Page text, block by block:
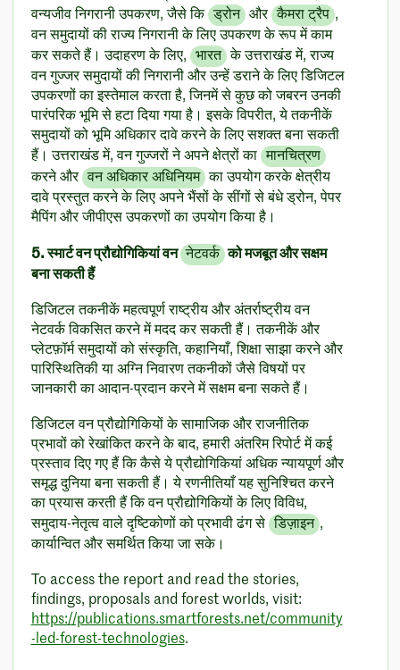
वन्यजीव निगरानी उपकरण, जैसे कि ड्रोन और कैमरा ट्रैप ,
वन समुदायों की राज्य निगरानी के लिए उपकरण के रूप में काम
कर सकते हैं। उदाहरण के लिए,
भारत के उत्तराखंड में, राज्य
वन गुज्जर समुदायों की निगरानी और उन्हें डराने के लिए डिजिटल
उपकरणों का इस्तेमाल करता है, जिनमें से कुछ को जबरन उनकी
पारंपरिक भूमि से हटा दिया गया है। इसके विपरीत, ये तकनीकें
समुदायों को भूमि अधिकार दावे करने के लिए सशक्त बना सकती
हैं। उत्तराखंड में, वन गुज्जरों ने अपने क्षेत्रों का मानचित्रण
करने और वन अधिकार अधिनियम का उपयोग करके क्षेत्रीय
दावे प्रस्तुत करने के लिए अपने भैंसों के सींगों से बंधे ड्रोन, पेपर
मैपिंग और जीपीएस उपकरणों का उपयोग किया है।
5. स्मार्ट वन प्रौद्योगिकियां वन नेटवर्क को मजबूत और सक्षम
बना सकती हैं
डिजिटल तकनीकें महत्वपूर्ण राष्ट्रीय और अंतर्राष्ट्रीय वन
नेटवर्क विकसित करने में मदद कर सकती हैं। तकनीकें और
प्लेटफ़ॉर्म समुदायों को संस्कृति, कहानियाँ, शिक्षा साझा करने और
पारिस्थितिकी या अग्नि निवारण तकनीकों जैसे विषयों पर
जानकारी का आदान-प्रदान करने में सक्षम बना सकते हैं।
डिजिटल वन प्रौद्योगिकियों के सामाजिक और राजनीतिक
प्रभावों को रेखांकित करने के बाद, हमारी अंतरिम रिपोर्ट में कई
प्रस्ताव दिए गए हैं कि कैसे ये प्रौद्योगिकियां अधिक न्यायपूर्ण और
समृद्ध दुनिया बना सकती हैं। ये रणनीतियाँ यह सुनिश्चित करने
का प्रयास करती हैं कि वन प्रौद्योगिकियों के लिए विविध,
समुदाय-नेतृत्व वाले दृष्टिकोणों को प्रभावी ढंग से डिज़ाइन ,
कार्यान्वित और समर्थित किया जा सके।
To access the report and read the stories,
findings, proposals and forest worlds, visit:
https://publications.smartforests.net/community
-led-forest-technologies.